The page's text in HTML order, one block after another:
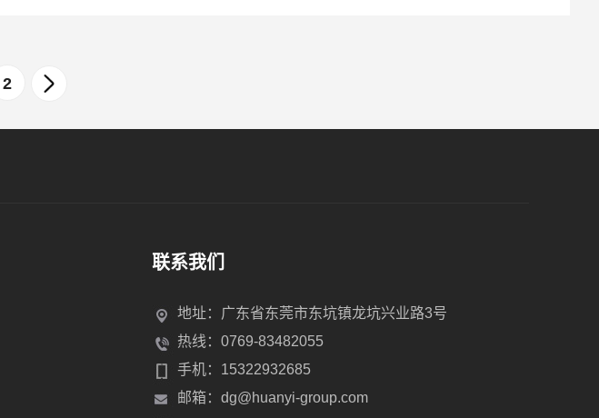
2
联系我们
地址：广东省东莞市东坑镇龙坑兴业路3号
热线： 0769-83482055
手机： 15322932685
邮箱： dg@huanyi-group.com